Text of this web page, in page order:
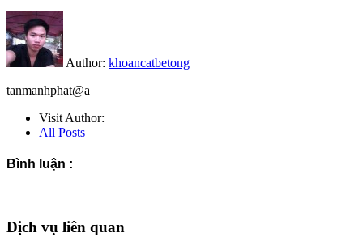
Author: khoancatbetong
tanmanhphat@a
Visit Author:
All Posts
Bình luận :
Dịch vụ liên quan